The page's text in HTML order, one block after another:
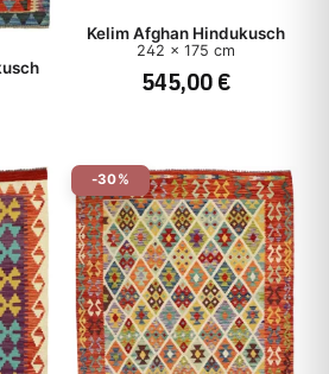
Kelim Afghan Hindukusch
242 x 175 cm
545,00 €
-30%